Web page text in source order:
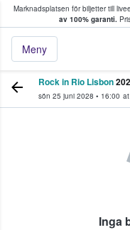
Marknadsplatsen för biljetter till
av 100% garanti.
Meny
köper och
Rock in Rio Lisbon
sön 25 juni 2028 • 16:00 at
Inga